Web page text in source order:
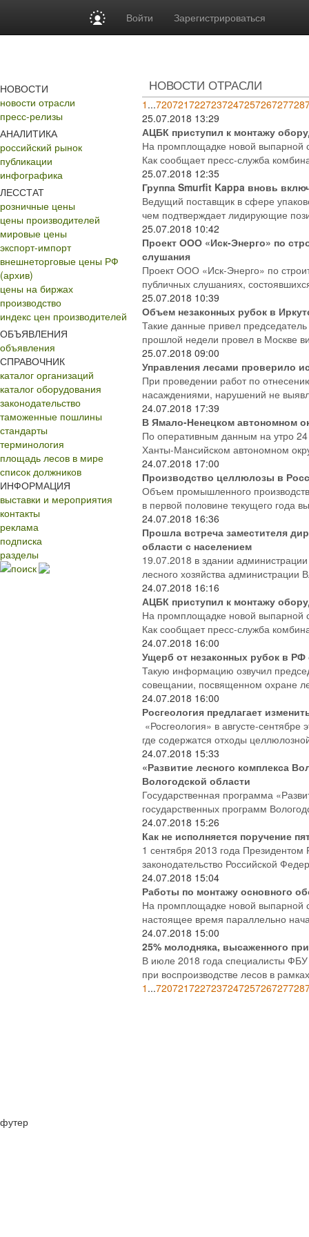
Войти Зарегистрироваться
НОВОСТИ
новости отрасли
пресс-релизы
АНАЛИТИКА
российский рынок
публикации
инфографика
ЛЕССТАТ
розничные цены
цены производителей
мировые цены
экспорт-импорт
внешнеторговые цены РФ
(архив)
цены на биржах
производство
индекс цен производителей
ОБЪЯВЛЕНИЯ
объявления
СПРАВОЧНИК
каталог организаций
каталог оборудования
законодательство
таможенные пошлины
стандарты
терминология
площадь лесов в мире
список должников
ИНФОРМАЦИЯ
выставки и мероприятия
контакты
реклама
подписка
разделы
поиск
НОВОСТИ ОТРАСЛИ
1 ...720721722723724725726727728
25.07.2018 13:29
АЦБК приступил к монтажу
На промплощадке новой выпарной
Как сообщает пресс-служба
25.07.2018 12:35
Группа Smurfit Kappa вновь
Ведущий поставщик в сфере
чем подтверждает лидирующие
25.07.2018 10:42
Проект ООО «Иск-Энерго» по
слушания
Проект ООО «Иск-Энерго» по
публичных слушаниях,
25.07.2018 10:39
Объем незаконных рубок в
Такие данные привел
прошлой недели провел в Москве
25.07.2018 09:00
Управления лесами проверило
При проведении работ по
насаждениями, нарушений не
24.07.2018 17:39
В Ямало-Ненецком автономном
По оперативным данным на утро
Ханты-Мансийском автономном
24.07.2018 17:00
Производство целлюлозы в
Объем промышленного
в первой половине текущего года
24.07.2018 16:36
Прошла встреча заместителя
области с населением
19.07.2018 в здании
лесного хозяйства
24.07.2018 16:16
АЦБК приступил к монтажу
На промплощадке новой выпарной
Как сообщает пресс-служба
24.07.2018 16:00
Ущерб от незаконных рубок в
Такую информацию озвучил
совещании, посвященном охране
24.07.2018 16:00
Росгеология предлагает
«Росгеология» в августе-
где содержатся отходы
24.07.2018 15:33
«Развитие лесного комплекса
Вологодской области
Государственная программа
государственных программ
24.07.2018 15:26
Как не исполняется поручение
1 сентября 2013 года
законодательство Российской
24.07.2018 15:04
Работы по монтажу основного
На промплощадке новой выпарной
настоящее время параллельно
24.07.2018 15:00
25% молодняка, высаженного
В июле 2018 года специалисты ФБУ
при воспроизводстве лесов в
1 ...720721722723724725726727728
футер